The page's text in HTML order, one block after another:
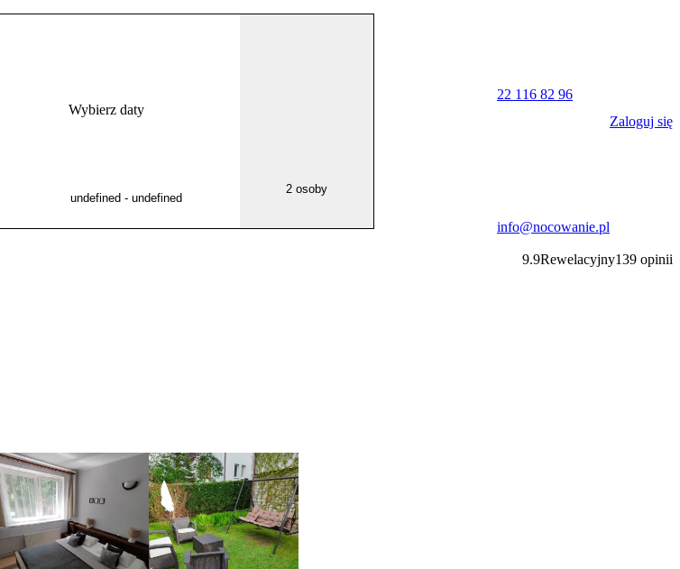
Wybierz daty
2 osoby
22 116 82 96
info@nocowanie.pl
Zaloguj się
9.9Rewelacyjny139 opinii